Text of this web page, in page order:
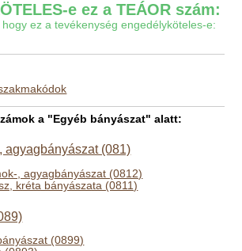
e ez a TEÁOR szám:
hogy ez a tevékenység engedélyköteles-e:
a "Egyéb bányászat" alatt:
agyagbányászat (081)
, agyagbányászat (0812)
kréta bányászata (0811)
(0899)